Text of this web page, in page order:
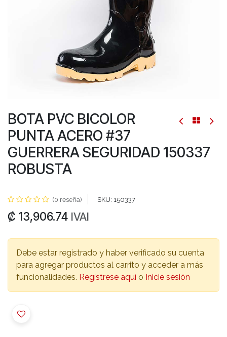
BOTA PVC BICOLOR
PUNTA ACERO #37
GUERRERA SEGURIDAD 150337
ROBUSTA
(0 reseña) SKU: 150337
₡ 13,906.74 IVAI
Debe estar registrado y haber verificado su cuenta
para agregar productos al carrito y acceder a más
funcionalidades. Regístrese aquí o Inicie sesión